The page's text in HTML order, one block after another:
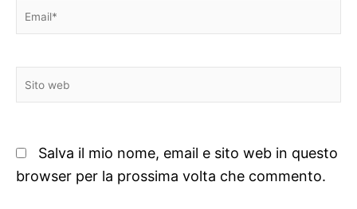
Email*
Sito
web
Salva il mio nome, email e sito web in questo
browser per la prossima volta che commento.